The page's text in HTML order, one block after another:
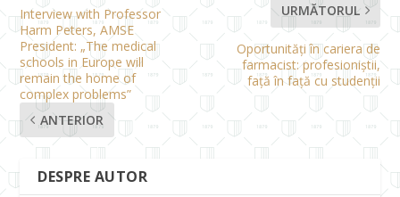
Interview with Professor
Harm Peters, AMSE
President: „The medical
schools in Europe will
remain the home of
complex problems”
ANTERIOR
URMĂTORUL
Oportunități în cariera de
farmacist: profesioniștii,
față în față cu studenții
DESPRE AUTOR